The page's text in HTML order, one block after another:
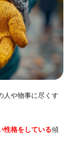
人や物事に尽くす
性格をしている傾